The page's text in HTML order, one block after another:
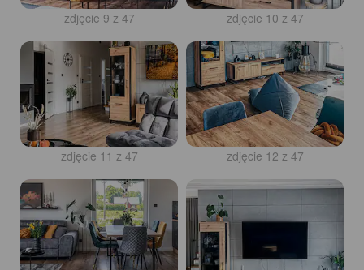
zdjęcie 9 z 47 zdjęcie 10 z 47
zdjęcie 11 z 47 zdjęcie 12 z 47